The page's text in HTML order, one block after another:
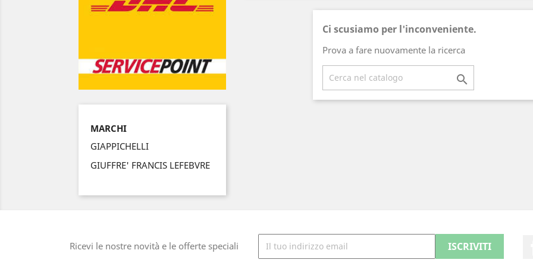
MARCHI
GIAPPICHELLI
GIUFFRE' FRANCIS LEFEBVRE
Ci scusiamo per l'inconveniente.
Prova a fare nuovamente la ricerca

Ricevi le nostre novità e le offerte speciali